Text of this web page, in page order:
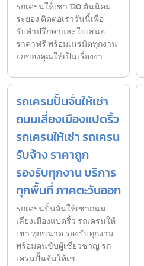
รถเครนให้เช่า 130 ตันนิคม
ระยอง ติดต่อเราวันนี้เพื่อ
รับคำปรึกษาและใบเสนอ
ราคาฟรี พร้อมเนรมิตทุกงาน
ยกของคุณให้เป็นเรื่องง่า
รถเครนปั้นจั่นให้เช่า
ถนนเลี่ยงเมืองแปดริ้ว
รถเครนให้เช่า รถเครน
รับจ้าง ราคาถูก
รองรับทุกงาน บริการ
ทุกพื้นที่ ภาคตะวันออก
รถเครนปั้นจั่นให้เช่าถนน
เลี่ยงเมืองแปดริ้ว รถเครนให้
เช่า ทุกขนาด รองรับทุกงาน
พร้อมคนขับผู้เชี่ยวชาญ รถ
เครนปั้นจั่นให้เช